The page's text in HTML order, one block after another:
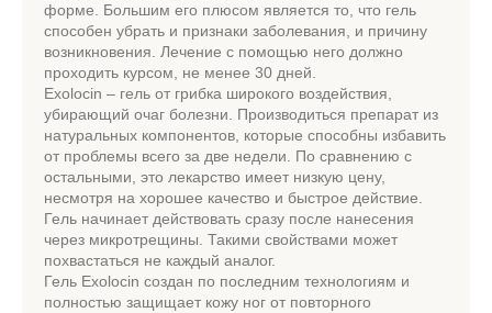
форме. Большим его плюсом является то, что гель
способен убрать и признаки заболевания, и причину
возникновения. Лечение с помощью него должно
проходить курсом, не менее 30 дней.
Exolocin – гель от грибка широкого воздействия,
убирающий очаг болезни. Производиться препарат из
натуральных компонентов, которые способны избавить
от проблемы всего за две недели. По сравнению с
остальными, это лекарство имеет низкую цену,
несмотря на хорошее качество и быстрое действие.
Гель начинает действовать сразу после нанесения
через микротрещины. Такими свойствами может
похвастаться не каждый аналог.
Гель Exolocin создан по последним технологиям и
полностью защищает кожу ног от повторного